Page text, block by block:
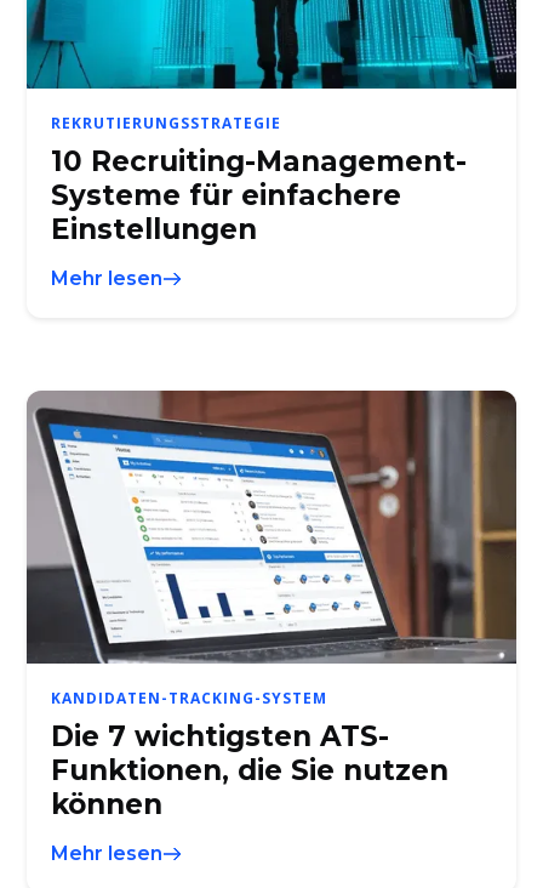
REKRUTIERUNGSSTRATEGIE
10 Recruiting-Management-
Systeme für einfachere
Einstellungen
Mehr lesen
KANDIDATEN-TRACKING-SYSTEM
Die 7 wichtigsten ATS-
Funktionen, die Sie nutzen
können
Mehr lesen